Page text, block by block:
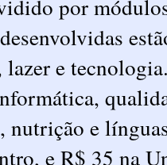
por
lazer e
e
e R$ 35 na